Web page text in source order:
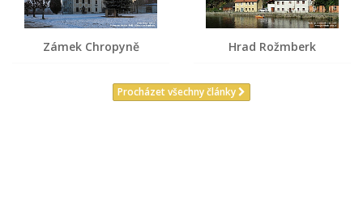
Zámek Chropyně Hrad Rožmberk
Procházet všechny články